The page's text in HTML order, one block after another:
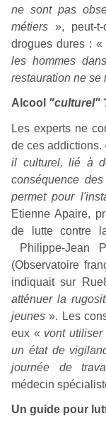
ne sont pas
métiers », peut-
drogues dures : «
les hommes
restauration ne se
Alcool "culturel"
Les experts ne
de ces addictions.
il culturel, lié à
conséquence
permet pour
Etienne Apaire,
de lutte contre
Philippe-Jean
(Observatoire
indiquait sur
atténuer la
jeunes ». Les
eux « vont
un état de
journée de
médecin
Un guide pour